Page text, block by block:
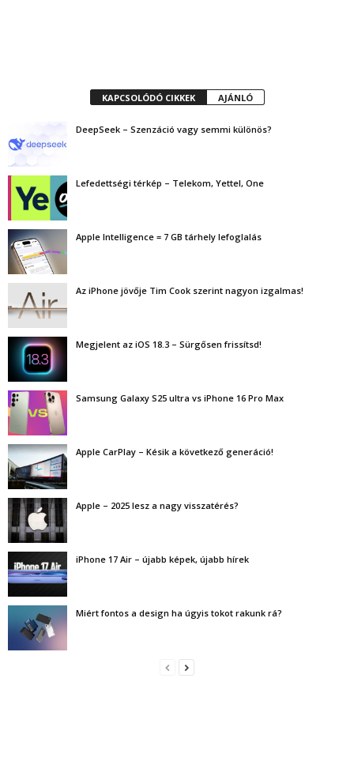
KAPCSOLÓDÓ CIKKEK AJÁNLÓ
DeepSeek – Szenzáció vagy semmi különös?
Lefedettségi térkép – Telekom, Yettel, One
Apple Intelligence = 7 GB tárhely lefoglalás
Az iPhone jövője Tim Cook szerint nagyon izgalmas!
Megjelent az iOS 18.3 – Sürgősen frissítsd!
Samsung Galaxy S25 ultra vs iPhone 16 Pro Max
Apple CarPlay – Késik a következő generáció!
Apple – 2025 lesz a nagy visszatérés?
iPhone 17 Air – újabb képek, újabb hírek
Miért fontos a design ha úgyis tokot rakunk rá?